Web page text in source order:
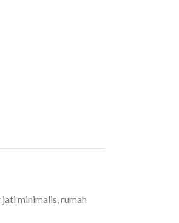
jati minimalis,rumah